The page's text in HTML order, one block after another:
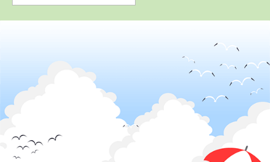
苫小牧中野自動
車学校
福島県
富久山自動車学
北海道
KDS釧路自動車